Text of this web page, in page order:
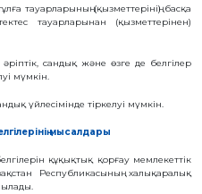
тауарларының (қызметтерінің) басқа
тауарларынан (қызметтерінен)
әріптік, сандық және өзге де белгілер
мүмкін.
үйлесімінде тіркелуі мүмкін.
мысалдары
құқықтық қорғау мемлекеттік
Республикасының халықаралық